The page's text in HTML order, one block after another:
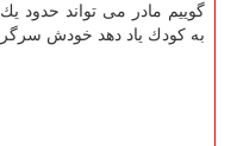
گوییم مادر می تواند حدود
به كودك یاد دهد خودش